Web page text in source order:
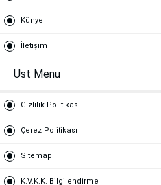
Künye
İletişim
Ust Menu
Gizlilik Politikası
Çerez Politikası
Sitemap
K.V.K.K. Bilgilendirme